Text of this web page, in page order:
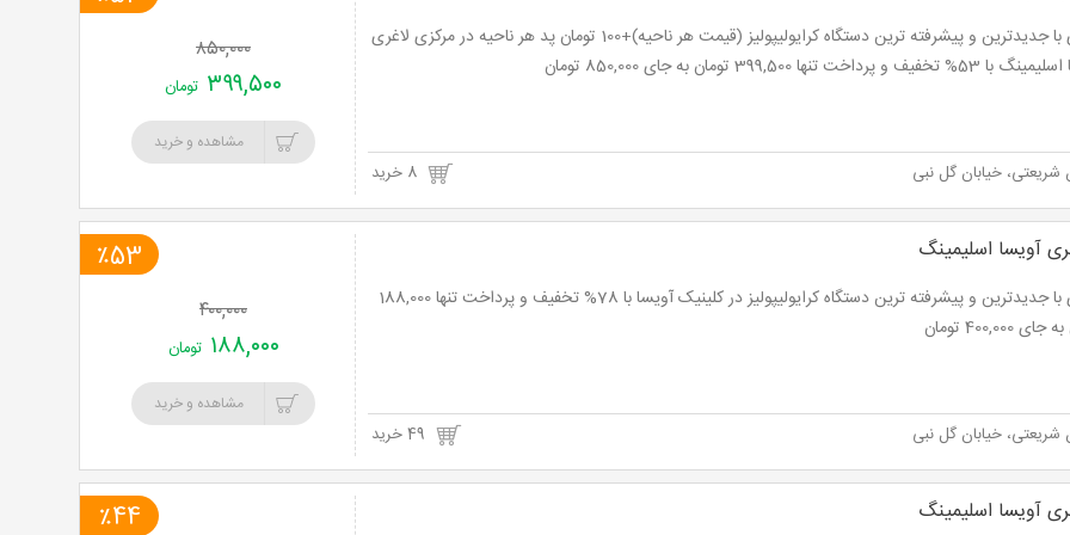
لاغری با جدیدترین و پیشرفته ترین دستگاه کرایولیپولیز (قیمت هر ناحیه)+100 تومان پد هر ناحیه در مرکزی لاغری
و پرداخت تنها 399,500 تومان به جای 850,000 تومان
شریعتی، خیابان گل نبی 8 خرید
۸۵۰,۰۰۰
۳۹۹,۵۰۰ تومان
مشاهده و خرید
آویسا اسلیمینگ
لاغری با جدیدترین و پیشرفته ترین دستگاه کرایولیپولیز در کلینیک آویسا با 78% تخفیف و پرداخت تنها 188,000
400,000 تومان
شریعتی، خیابان گل نبی
٪53
۴۰۰,۰۰۰
۱۸۸,۰۰۰ تومان
مشاهده و خرید
آویسا اسلیمینگ ٪44